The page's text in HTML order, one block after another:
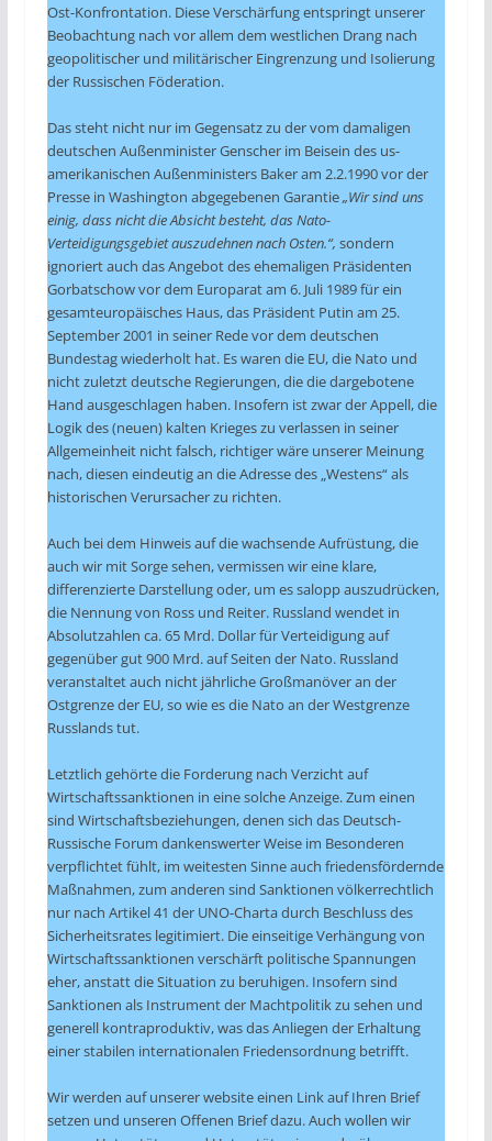
Ost-Konfrontation. Diese Verschärfung entspringt unserer
Beobachtung nach vor allem dem westlichen Drang nach
geopolitischer und militärischer Eingrenzung und Isolierung
der Russischen Föderation.
Das steht nicht nur im Gegensatz zu der vom damaligen
deutschen Außenminister Genscher im Beisein des us-
amerikanischen Außenministers Baker am 2.2.1990 vor der
Presse in Washington abgegebenen Garantie„Wir sind uns
einig, dass nicht die Absicht besteht, das Nato-
Verteidigungsgebiet auszudehnen nach Osten.“, sondern
ignoriert auch das Angebot des ehemaligen Präsidenten
Gorbatschow vor dem Europarat am 6. Juli 1989 für ein
gesamteuropäisches Haus, das Präsident Putin am 25.
September 2001 in seiner Rede vor dem deutschen
Bundestag wiederholt hat. Es waren die EU, die Nato und
nicht zuletzt deutsche Regierungen, die die dargebotene
Hand ausgeschlagen haben. Insofern ist zwar der Appell, die
Logik des (neuen) kalten Krieges zu verlassen in seiner
Allgemeinheit nicht falsch, richtiger wäre unserer Meinung
nach, diesen eindeutig an die Adresse des „Westens“ als
historischen Verursacher zu richten.
Auch bei dem Hinweis auf die wachsende Aufrüstung, die
auch wir mit Sorge sehen, vermissen wir eine klare,
differenzierte Darstellung oder, um es salopp auszudrücken,
die Nennung von Ross und Reiter. Russland wendet in
Absolutzahlen ca. 65 Mrd. Dollar für Verteidigung auf
gegenüber gut 900 Mrd. auf Seiten der Nato. Russland
veranstaltet auch nicht jährliche Großmanöver an der
Ostgrenze der EU, so wie es die Nato an der Westgrenze
Russlands tut.
Letztlich gehörte die Forderung nach Verzicht auf
Wirtschaftssanktionen in eine solche Anzeige. Zum einen
sind Wirtschaftsbeziehungen, denen sich das Deutsch-
Russische Forum dankenswerter Weise im Besonderen
verpflichtet fühlt, im weitesten Sinne auch friedensfördernde
Maßnahmen, zum anderen sind Sanktionen völkerrechtlich
nur nach Artikel 41 der UNO-Charta durch Beschluss des
Sicherheitsrates legitimiert. Die einseitige Verhängung von
Wirtschaftssanktionen verschärft politische Spannungen
eher, anstatt die Situation zu beruhigen. Insofern sind
Sanktionen als Instrument der Machtpolitik zu sehen und
generell kontraproduktiv, was das Anliegen der Erhaltung
einer stabilen internationalen Friedensordnung betrifft.
Wir werden auf unserer website einen Link auf Ihren Brief
setzen und unseren Offenen Brief dazu. Auch wollen wir